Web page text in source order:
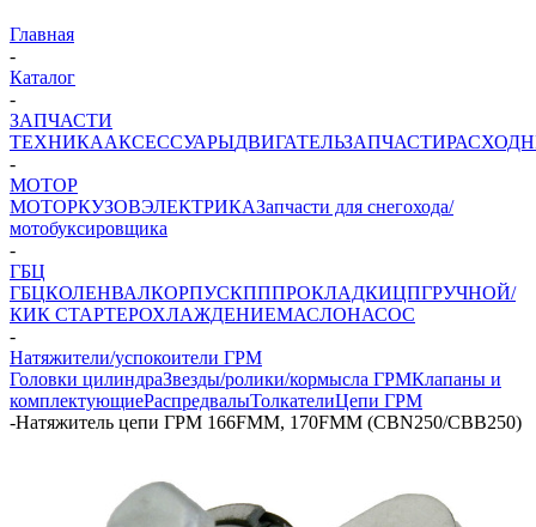
Главная
-
Каталог
-
ЗАПЧАСТИ
ТЕХНИКААКСЕССУАРЫДВИГАТЕЛЬЗАПЧАСТИ
-
МОТОР
МОТОРКУЗОВЭЛЕКТРИКАЗапчасти для снегохода/
мотобуксировщика
-
ГБЦ
ГБЦКОЛЕНВАЛКОРПУСКПППРОКЛАДКИЦПГРУЧНОЙ/
КИК СТАРТЕРОХЛАЖДЕНИЕМАСЛОНАСОС
-
Натяжители/успокоители ГРМ
Головки цилиндраЗвезды/ролики/кормысла ГРМКлапаны и
комплектующиеРаспредвалыТолкателиЦепи ГРМ
-Натяжитель цепи ГРМ 166FMM, 170FMM (CBN250/CBB250)